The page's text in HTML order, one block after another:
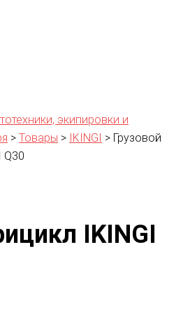
экипировки и
> Товары > IKINGI > Грузовой
Q30
IKINGI